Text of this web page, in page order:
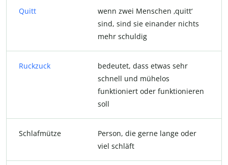
Quitt
wenn zwei Menschen ‚quitt‘
sind, sind sie einander nichts
mehr schuldig
Ruckzuck
bedeutet, dass etwas sehr
schnell und mühelos
funktioniert oder funktionieren
soll
Schlafmütze
Person, die gerne lange oder
viel schläft